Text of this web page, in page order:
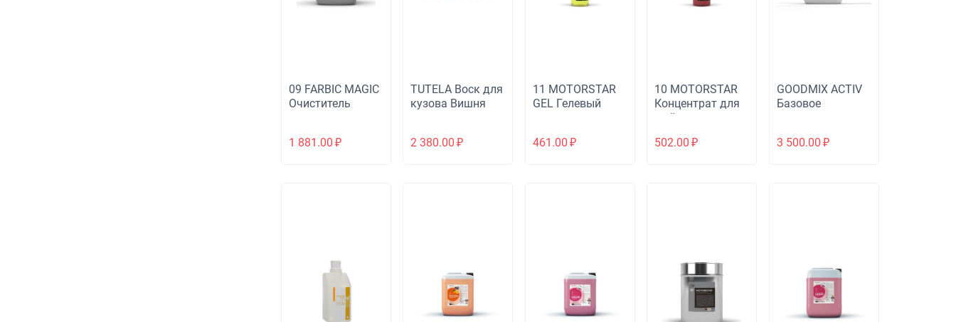
09 FARBIC MAGIC
Очиститель
1 881.00 ₽
TUTELA Воск для
кузова Вишня
2 380.00 ₽
11 MOTORSTAR
GEL Гелевый
461.00 ₽
10 MOTORSTAR
Концентрат для
мойки двигателя
502.00 ₽
GOODMIX ACTIV
Базовое
высоким
3 500.00 ₽